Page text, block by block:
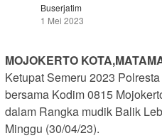
Buserjatim
1 Mei 2023
MOJOKERTO
Ketupat Semeru 2023
bersama Kodim 0815
dalam Rangka mudik Balik
Minggu (30/04/23).